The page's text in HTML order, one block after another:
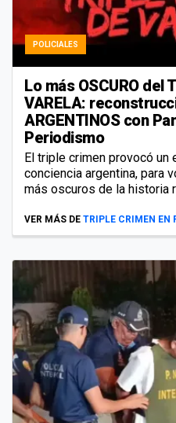
POLICIALES
Lo más OSCURO del
VARELA:
ARGENTINOS con
Periodismo
El triple crimen provocó un
conciencia argentina, para
más oscuros de la historia
VER MÁS DE TRIPLE CRIMEN EN